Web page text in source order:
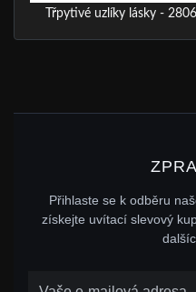
Třpytivé uzlíky lásky -
Přihlaste se k odběru
získejte uvítací slevový